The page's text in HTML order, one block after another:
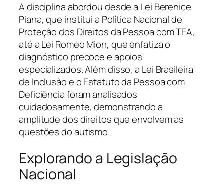
A disciplina abordou desde a Lei Berenice
Piana, que institui a Política Nacional de
Proteção dos Direitos da Pessoa com TEA,
até a Lei Romeo Mion, que enfatiza o
diagnóstico precoce e apoios
especializados. Além disso, a Lei Brasileira
de Inclusão e o Estatuto da Pessoa com
Deficiência foram analisados
cuidadosamente, demonstrando a
amplitude dos direitos que envolvem as
questões do autismo.
Explorando a Legislação
Nacional